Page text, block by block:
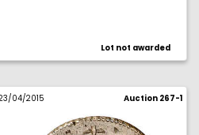
Lot not awarded
04/2015 Auction 267-1